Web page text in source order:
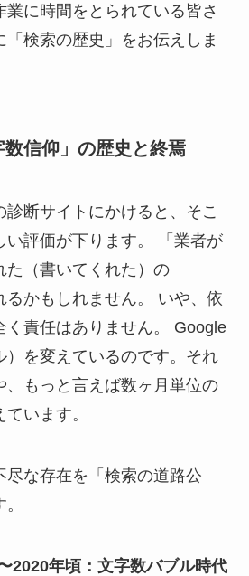
に時間をとられている皆さ
「検索の歴史」をお伝えしま
信仰」の歴史と終焉
診断サイトにかけると、そこ
い評価が下ります。 「業者が
た（書いてくれた）の
るかもしれません。 いや、依
く責任はありません。 Google
）を変えているのです。それ
、もっと言えば数ヶ月単位の
います。
尽な存在を「検索の道路公
2020年頃：文字数バブル時代